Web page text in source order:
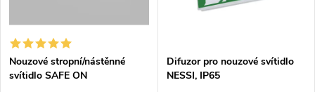
í
p
i
s
Nouzové stropní/nástěnné
svítidlo SAFE ON
Difuzor pro nouzové svítidlo
NESSI, IP65